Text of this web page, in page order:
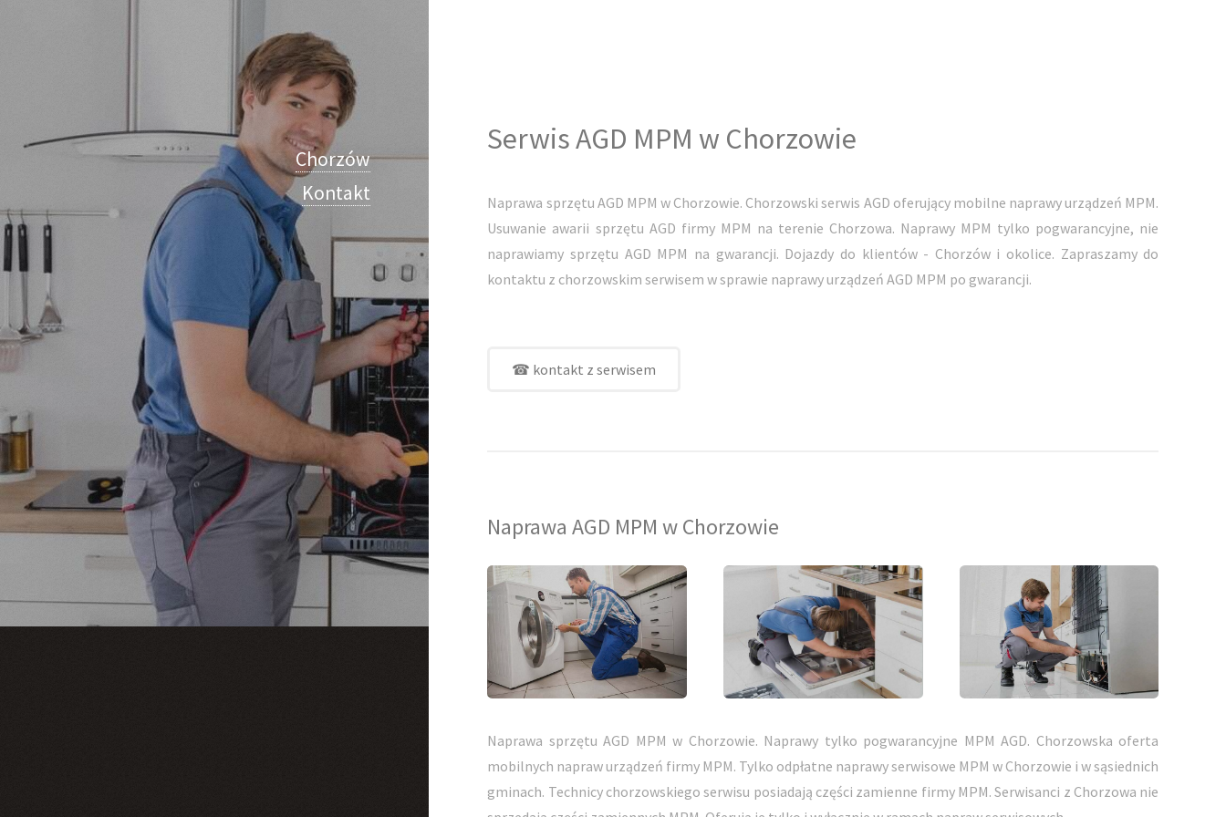
Chorzów
Kontakt
Serwis AGD MPM w Chorzowie
Naprawa sprzętu AGD MPM w Chorzowie. Chorzowski serwis AGD oferujący mobilne naprawy urządzeń MPM.
Usuwanie awarii sprzętu AGD firmy MPM na terenie Chorzowa. Naprawy MPM tylko pogwarancyjne, nie
naprawiamy sprzętu AGD MPM na gwarancji. Dojazdy do klientów - Chorzów i okolice. Zapraszamy do
kontaktu z chorzowskim serwisem w sprawie naprawy urządzeń AGD MPM po gwarancji.
☎ kontakt z serwisem
Naprawa AGD MPM w Chorzowie
Naprawa sprzętu AGD MPM w Chorzowie. Naprawy tylko pogwarancyjne MPM AGD. Chorzowska oferta
mobilnych napraw urządzeń firmy MPM. Tylko odpłatne naprawy serwisowe MPM w Chorzowie i w sąsiednich
gminach. Technicy chorzowskiego serwisu posiadają części zamienne firmy MPM. Serwisanci z Chorzowa nie